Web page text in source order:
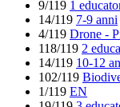
9/119 1
14/119 7-9 anni
4/119 Drone -
118/119 2
14/119 10-12
102/119
1/119 EN